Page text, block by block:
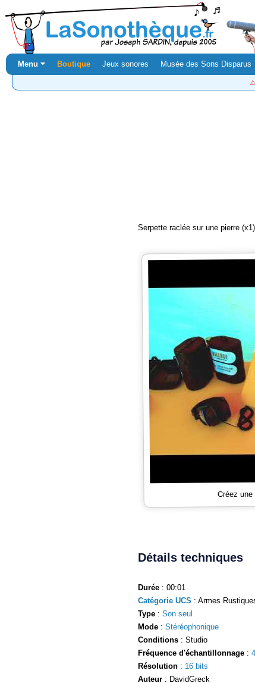
Menu ⏷ Boutique Jeux sonores Musée des Sons Disparus
⚠️
Serpette raclée sur une pierre (x1).
Créez
Détails techniques
Durée : 00:01
Catégorie UCS : Armes
Type : Son seul
Mode : Stéréophonique
Conditions : Studio
Fréquence d'échantillonnage :
Résolution : 16 bits
Auteur : DavidGreck